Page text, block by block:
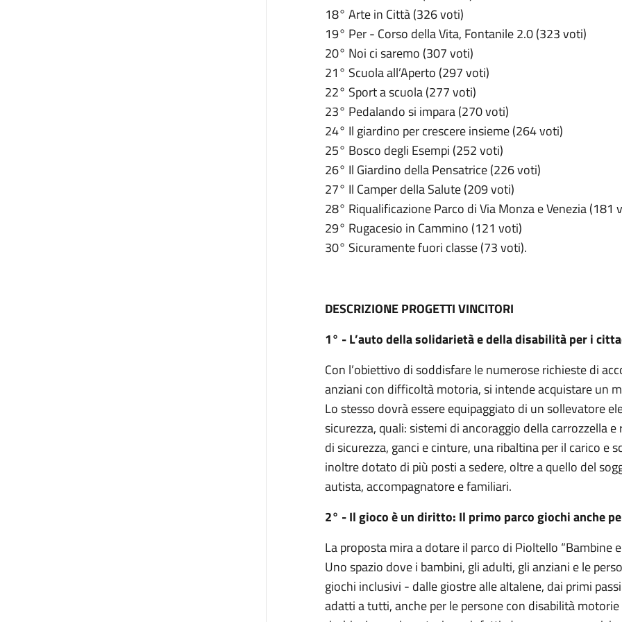
18° Arte in Città (326 voti)
19° Per - Corso della Vita, Fontanile 2.0 (323 voti)
20° Noi ci saremo (307 voti)
21° Scuola all’Aperto (297 voti)
22° Sport a scuola (277 voti)
23° Pedalando si impara (270 voti)
24° Il giardino per crescere insieme (264 voti)
25° Bosco degli Esempi (252 voti)
26° Il Giardino della Pensatrice (226 voti)
27° Il Camper della Salute (209 voti)
28° Riqualificazione Parco di Via Monza e Venezia (181
29° Rugacesio in Cammino (121 voti)
30° Sicuramente fuori classe (73 voti).
DESCRIZIONE PROGETTI VINCITORI
1° - L’auto della solidarietà e della disabilità per i
Con l’obiettivo di soddisfare le numerose richieste di
anziani con difficoltà motoria, si intende acquistare un
Lo stesso dovrà essere equipaggiato di un sollevatore
sicurezza, quali: sistemi di ancoraggio della carrozzella
di sicurezza, ganci e cinture, una ribaltina per il carico e
inoltre dotato di più posti a sedere, oltre a quello del
autista, accompagnatore e familiari.
2° - Il gioco è un diritto: Il primo parco giochi anche
La proposta mira a dotare il parco di Pioltello “Bambine
Uno spazio dove i bambini, gli adulti, gli anziani e le
giochi inclusivi - dalle giostre alle altalene, dai primi
adatti a tutti, anche per le persone con disabilità